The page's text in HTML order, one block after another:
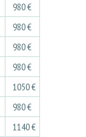
980 €
980 €
980 €
980 €
1050 €
980 €
1140 €